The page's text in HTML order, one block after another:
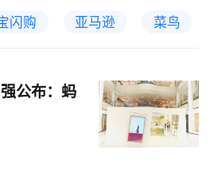
闪购 亚马逊 菜鸟
公布：蚂